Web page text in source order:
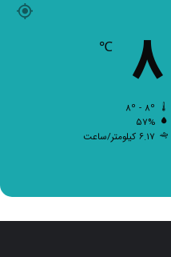
۸ ℃
۵۷%
۶.۱۷ کیلومتر/ساعت